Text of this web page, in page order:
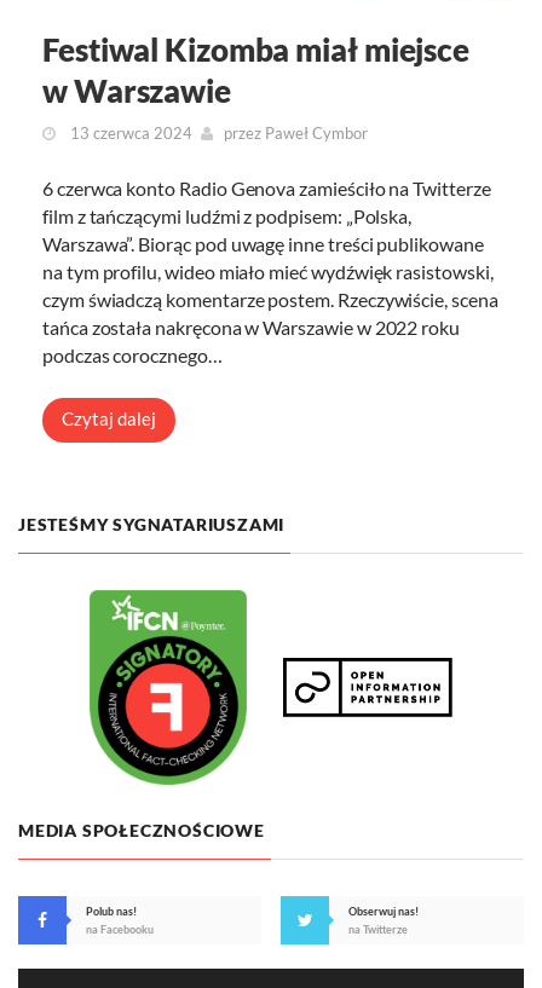
Festiwal Kizomba miał miejsce
w Warszawie
13 czerwca 2024 przez Paweł Cymbor
6 czerwca konto Radio Genova zamieściło na Twitterze
film z tańczącymi ludźmi z podpisem: „Polska,
Warszawa”. Biorąc pod uwagę inne treści publikowane
na tym profilu, wideo miało mieć wydźwięk rasistowski,
czym świadczą komentarze postem. Rzeczywiście, scena
tańca została nakręcona w Warszawie w 2022 roku
podczas corocznego…
Czytaj dalej
JESTEŚMY SYGNATARIUSZAMI
MEDIA SPOŁECZNOŚCIOWE
Polub nas!
na Facebooku
Obserwuj nas!
na Twitterze